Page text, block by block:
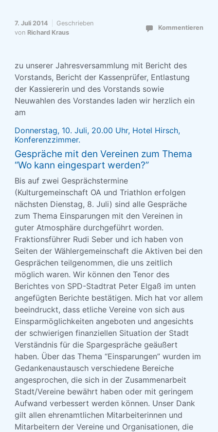
7. Juli 2014
Geschrieben
von Richard Kraus
Kommentieren
zu unserer Jahresversammlung mit Bericht des
Vorstands, Bericht der Kassenprüfer, Entlastung
der Kassiererin und des Vorstands sowie
Neuwahlen des Vorstandes laden wir herzlich ein
am
Donnerstag, 10. Juli, 20.00 Uhr, Hotel Hirsch,
Konferenzzimmer.
Gespräche mit den Vereinen zum Thema
“Wo kann eingespart werden?”
Bis auf zwei Gesprächstermine
(Kulturgemeinschaft OA und Triathlon erfolgen
nächsten Dienstag, 8. Juli) sind alle Gespräche
zum Thema Einsparungen mit den Vereinen in
guter Atmosphäre durchgeführt worden.
Fraktionsführer Rudi Seber und ich haben von
Seiten der Wählergemeinschaft die Aktiven bei den
Gesprächen teilgenommen, die uns zeitlich
möglich waren. Wir können den Tenor des
Berichtes von SPD-Stadtrat Peter Elgaß im unten
angefügten Berichte bestätigen. Mich hat vor allem
beeindruckt, dass etliche Vereine von sich aus
Einsparmöglichkeiten angeboten und angesichts
der schwierigen finanziellen Situation der Stadt
Verständnis für die Spargespräche geäußert
haben. Über das Thema “Einsparungen” wurden im
Gedankenaustausch verschiedene Bereiche
angesprochen, die sich in der Zusammenarbeit
Stadt/Vereine bewährt haben oder mit geringem
Aufwand verbessert werden können. Unser Dank
gilt allen ehrenamtlichen Mitarbeiterinnen und
Mitarbeitern der Vereine und Organisationen, die